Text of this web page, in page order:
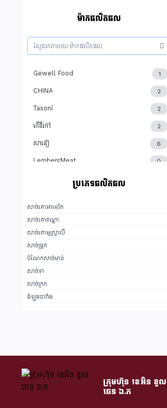
ម៉ាកផលិតផល
Gewell Food 1
CHINA 2
Tasoni 2
ភើឌីកៅ 2
សាឌៀ 6
LembergMeat 0
SuperDrob
KOWAL
K N COLD CHAIN
RALPHS
Al-Quresh
Seara 16
ប្រភេទផលិតផល
សាច់គោអាមេរិក
សាច់គោឥណ្ឌា
សាច់គោអូស្ត្រាលី
សាច់ជ្រូក
បំណែកសាច់មាន់
សាច់ទា
សាច់ក្រក
ដំឡូងបារាំង
ក្រុមហ៊ុន​ ខេអិន ខូល
ឆេន​ ឯ.ក